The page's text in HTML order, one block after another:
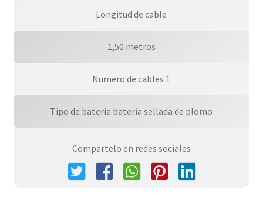
Longitud de cable
1,50 metros
Numero de cables 1
Tipo de bateria bateria sellada de plomo
Compartelo en redes sociales